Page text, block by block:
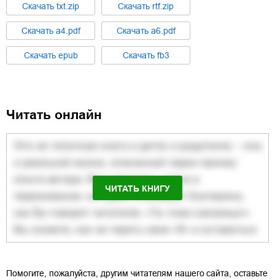
Cкачать txt.zip Cкачать rtf.zip
Cкачать a4.pdf Cкачать a6.pdf
Cкачать epub Cкачать fb3
Читать онлайн
ЧИТАТЬ КНИГУ
Помогите, пожалуйста, другим читателям нашего сайта, оставьте